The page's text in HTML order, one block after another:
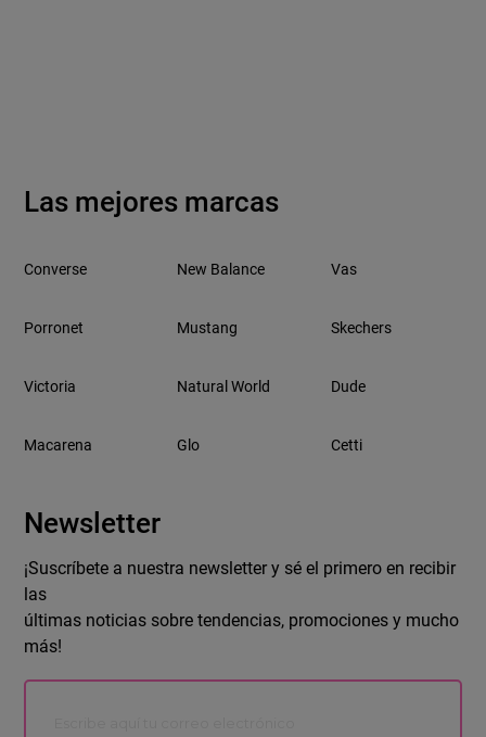
Las mejores marcas
Converse New Balance Vas
Porronet Mustang Skechers
Victoria Natural World Dude
Macarena Glo Cetti
Newsletter
¡Suscríbete a nuestra newsletter y sé el primero en recibir
las
últimas noticias sobre tendencias, promociones y mucho
más!